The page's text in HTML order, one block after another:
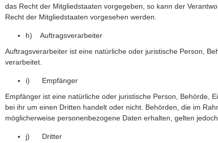
das Recht der Mitgliedstaaten vorgegeben, so kann der
Recht der Mitgliedstaaten vorgesehen werden.
h) Auftragsverarbeiter
Auftragsverarbeiter ist eine natürliche oder juristische Person,
verarbeitet.
i) Empfänger
Empfänger ist eine natürliche oder juristische Person, Behörde,
bei ihr um einen Dritten handelt oder nicht. Behörden, die im
möglicherweise personenbezogene Daten erhalten, gelten
j) Dritter